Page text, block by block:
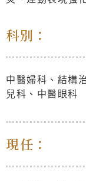
科別：
中醫婦科、結構
兒科、中醫眼科
現任：